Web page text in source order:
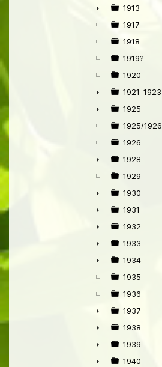
►
1913
1917
1918
1919?
1920
►
1921-1923
►
1925
1925/1926
1926
►
1928
1929
►
1930
►
1931
►
1932
►
1933
►
1934
1935
1936
►
1937
►
1938
►
1939
1940